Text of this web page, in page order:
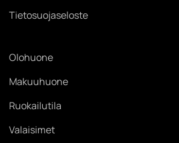
Tietosuojaseloste
Olohuone
Makuuhuone
Ruokailutila
Valaisimet